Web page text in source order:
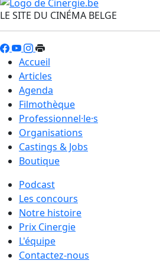
LE SITE DU CINÉMA BELGE
Accueil
Articles
Agenda
Filmothèque
Professionnel·le·s
Organisations
Castings & Jobs
Boutique
Podcast
Les concours
Notre histoire
Prix Cinergie
L'équipe
Contactez-nous